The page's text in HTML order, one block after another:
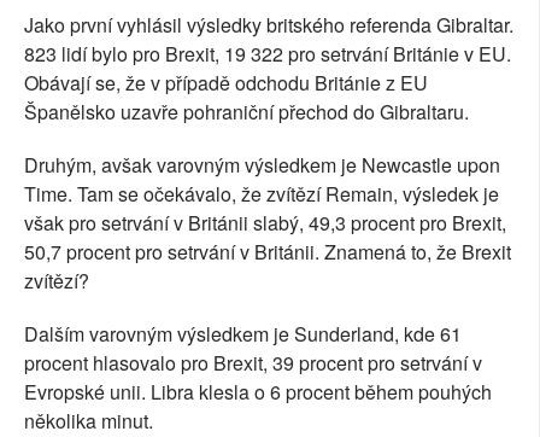
Jako první vyhlásil výsledky britského referenda Gibraltar.
823 lidí bylo pro Brexit, 19 322 pro setrvání Británie v EU.
Obávají se, že v případě odchodu Británie z EU
Španělsko uzavře pohraniční přechod do Gibraltaru.
Druhým, avšak varovným výsledkem je Newcastle upon
Time. Tam se očekávalo, že zvítězí Remain, výsledek je
však pro setrvání v Británii slabý, 49,3 procent pro Brexit,
50,7 procent pro setrvání v Británii. Znamená to, že Brexit
zvítězí?
Dalším varovným výsledkem je Sunderland, kde 61
procent hlasovalo pro Brexit, 39 procent pro setrvání v
Evropské unii. Libra klesla o 6 procent během pouhých
několika minut.